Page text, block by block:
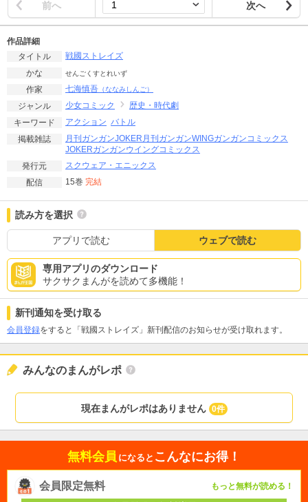
前へ 次へ
作品詳細
タイトル
戦國ストレイズ
かな
せんごくすとれいず
作家 七海慎吾 （ななみしんご）
ジャンル 少女コミック
歴史・時代劇
キーワード
アクション バトル
掲載雑誌
月刊ガンガンJOKER 月刊ガンガンWINGガンガンコミックス
JOKERガンガンウイングコミックス
発行元
スクウェア・エニックス
配信
15巻 完結
読み方を選択
アプリで読む ウェブで読む
専用アプリのダウンロード
サクサクまんがを読めて多機能！
新刊通知を受け取る
会員登録をすると「戦國ストレイズ」新刊配信のお知らせが受け取れます。
みんなのまんがレポ
現在まんがレポはありません 0件
無料会員 になると こんなにお得！
会員限定無料 もっと無料が読める！